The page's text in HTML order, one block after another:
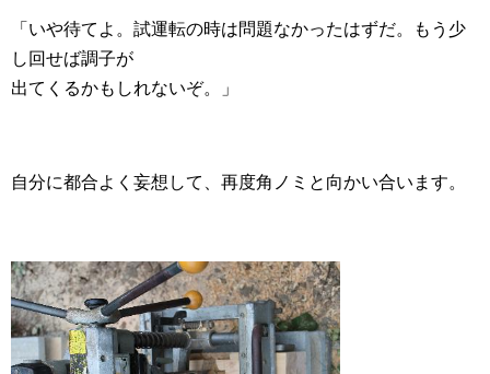
「いや待てよ。試運転の時は問題なかったはずだ。もう少
し回せば調子が
出てくるかもしれないぞ。」
自分に都合よく妄想して、再度角ノミと向かい合います。